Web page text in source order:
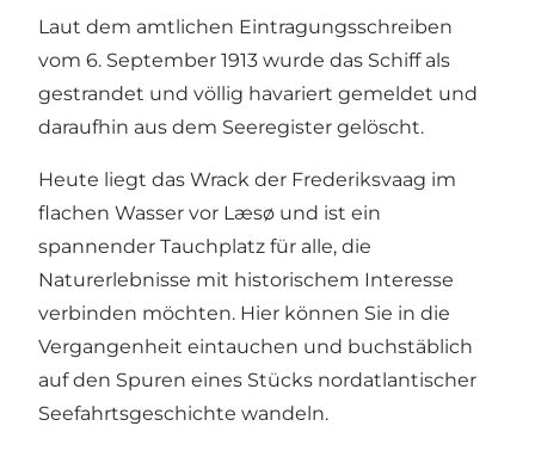
Laut dem amtlichen Eintragungsschreiben
vom 6. September 1913 wurde das Schiff als
gestrandet und völlig havariert gemeldet und
daraufhin aus dem Seeregister gelöscht.
Heute liegt das Wrack der Frederiksvaag im
flachen Wasser vor Læsø und ist ein
spannender Tauchplatz für alle, die
Naturerlebnisse mit historischem Interesse
verbinden möchten. Hier können Sie in die
Vergangenheit eintauchen und buchstäblich
auf den Spuren eines Stücks nordatlantischer
Seefahrtsgeschichte wandeln.